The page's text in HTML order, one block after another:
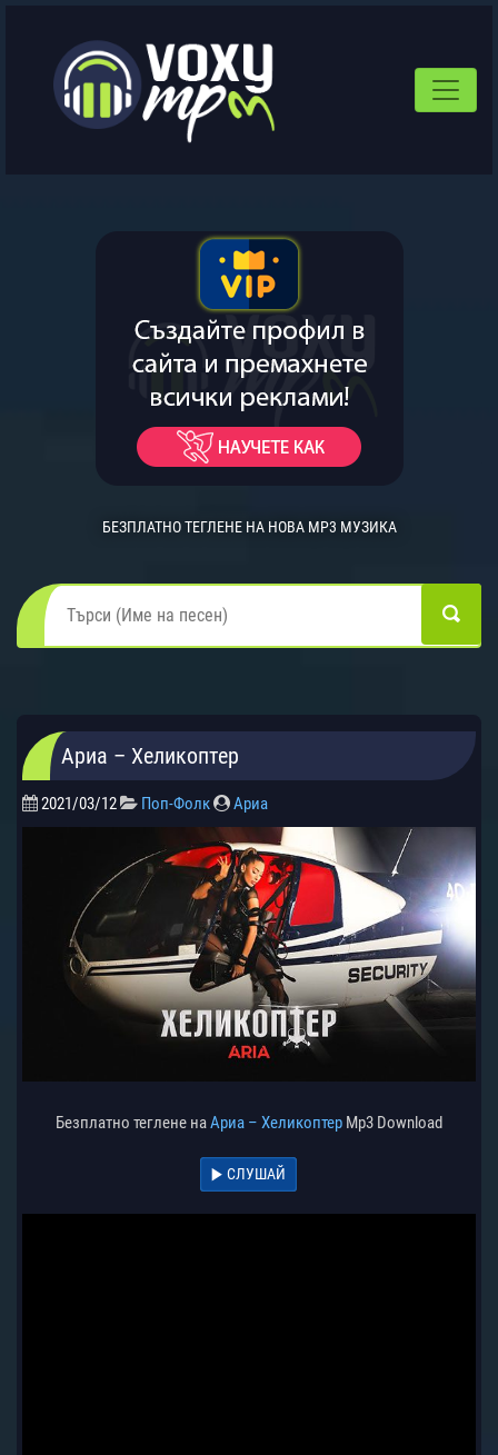
БЕЗПЛАТНО ТЕГЛЕНЕ НА НОВА MP3 МУЗИКА
Ариа – Хеликоптер
2021/03/12 Поп-Фолк Ариа
Безплатно теглене наАриа – Хеликоптер Mp3 Download
СЛУШАЙ